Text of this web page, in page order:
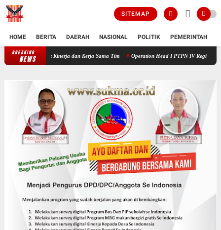
SITEMAP
HOME BERITA DAERAH NASIONAL POLITIK PEMERINTAH
BREAKING
NEWS _Culture Booster 2_* PTPN IV Regional V Perkuat Mindset Kinerja dan